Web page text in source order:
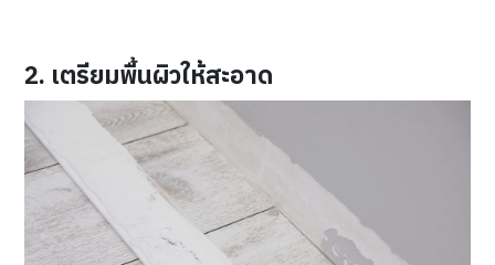
2. เตรียมพื้นผิวให้สะอาด